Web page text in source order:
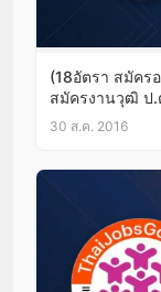
(18อัตรา สมัคร
สมัครงานวุฒิ ป
30 ส.ค. 2016